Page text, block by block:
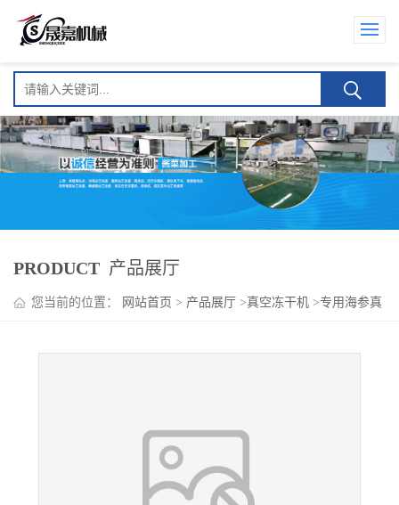
PRODUCT 产品展厅
您当前的位置： 网站首页 > 产品展厅 >真空冻干机 >专用海参真